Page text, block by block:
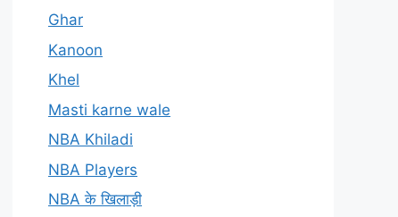
Ghar
Kanoon
Khel
Masti karne wale
NBA Khiladi
NBA Players
NBA के खिलाड़ी